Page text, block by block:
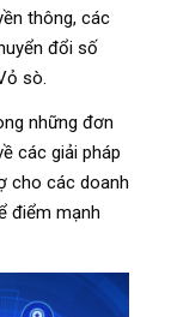
thông, các
đổi số
sò.
những đơn
các giải pháp
cho các doanh
điểm mạnh